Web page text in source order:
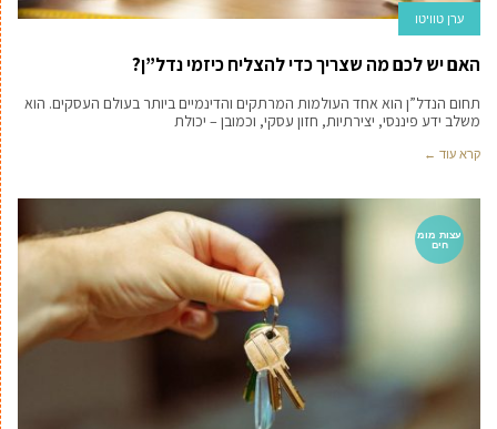
ערן טוויטו
האם יש לכם מה שצריך כדי להצליח כיזמי נדל”ן?
תחום הנדל”ן הוא אחד העולמות המרתקים והדינמיים ביותר בעולם העסקים. הוא
משלב ידע פיננסי, יצירתיות, חזון עסקי, וכמובן – יכולת
קרא עוד ←
עצות מומ
חים